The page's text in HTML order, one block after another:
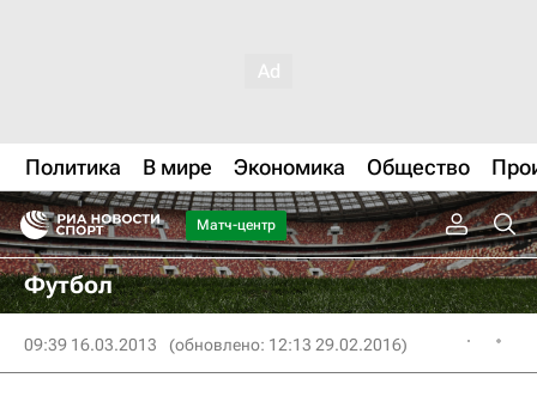
Политика В мире Экономика Общество
Матч-центр
Футбол
09:39 16.03.2013 (обновлено: 12:13 29.02.2016)